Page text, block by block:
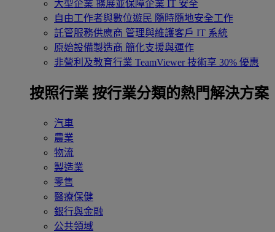
大型企業 擴展並保障企業 IT 安全
自由工作者與數位遊民 隨時隨地安全工作
託管服務供應商 管理與維護客戶 IT 系統
原始設備製造商 簡化支援與運作
非營利及教育行業 TeamViewer 技術享 30% 優惠
按照行業 按行業分類的熱門解決方案
汽車
農業
物流
製造業
零售
醫療保健
銀行與金融
公共領域